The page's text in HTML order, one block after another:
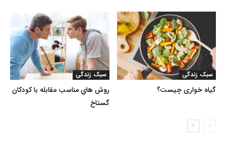
سبک زندگی
روش هاي مناسب مقابله با کودکان
گستاخ
سبک زندگی
گیاه خواری چیست؟